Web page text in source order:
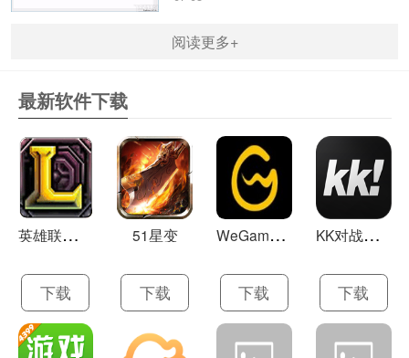
阅读更多+
最新软件下载
英
雄联盟LOL 13.21
下载
51星变
下载
W
eGame(腾讯游戏平台TGP) 5.10.19.1000
下载
K
K对战平台 1.0.1
下载